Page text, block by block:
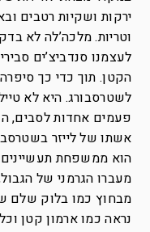
ירקות ושקיות רטבים
וטריות. מלכה’לה לא
לעצמנו סנדביצ’ים
הקטן. תוך כדי כך
לשטרסבורג. היא לא
פעמים אחדות לסבים,
אשתו של לייזר
הוא ממשפחת תעשיינים
מעברו הגרמני של
מבחוץ כמו בלוק שלם
נראה כמו ארמון קטן